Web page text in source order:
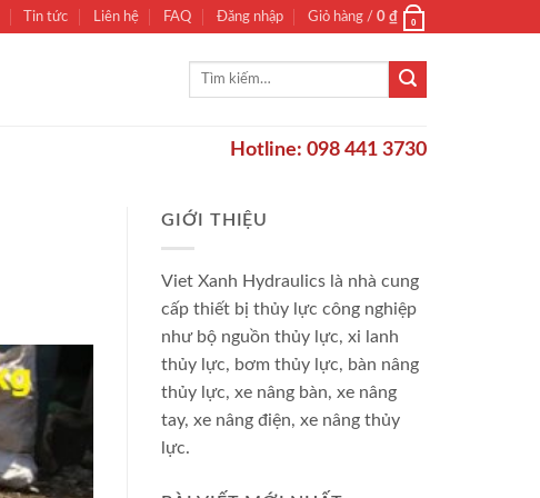
Tin tức Liên hệ FAQ Đăng nhập Giỏ hàng / 0 ₫ 0
Tìm
Hotline: 098 441 3730
GIỚI THIỆU
Viet Xanh Hydraulics là nhà cung
cấp thiết bị thủy lực công nghiệp
như bộ nguồn thủy lực, xi lanh
thủy lực, bơm thủy lực, bàn nâng
thủy lực, xe nâng bàn, xe nâng
tay, xe nâng điện, xe nâng thủy
lực.